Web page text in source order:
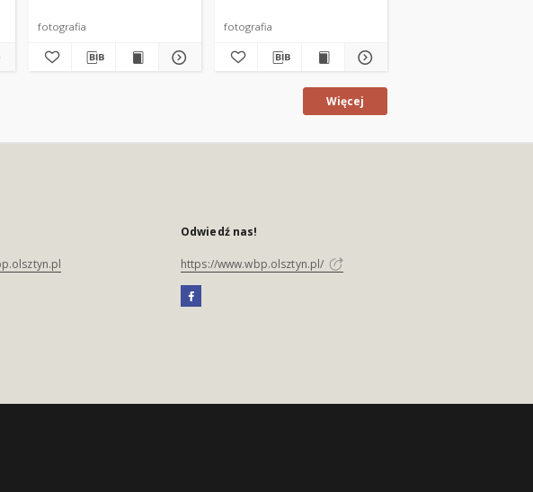
fotografia fotografia
Więcej
Odwiedź nas!
https://www.wbp.olsztyn.pl/